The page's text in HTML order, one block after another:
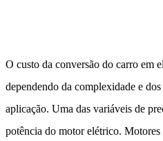
O custo da conversão do carro em
dependendo da complexidade e
aplicação. Uma das variáveis ​​de
potência do motor elétrico. Motores